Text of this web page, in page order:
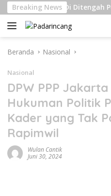
Langsung
ke
konten
Breaking News
Berat Di Ditengah
Beranda Nasional
Nasional
DPW PPP
Hukuman Politik
Kader yang Tak
Rapimwil
Wulan Cantik
Juni 30, 2024